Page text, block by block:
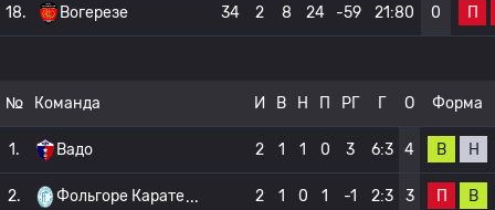
18. Вогерезе 34 2 8 24 -59 21:80 0 П
№ Команда И В Н П РГ Г О Форма
1. Вадо 2 1 1 0 3 6:3 4 В Н
2. Фольгоре Карате 2 1 0 1 -1 2:3 3 П В